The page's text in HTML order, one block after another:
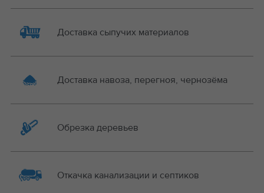
Доставка сыпучих материалов
Доставка навоза, перегноя, чернозёма
Обрезка деревьев
Откачка канализации и септиков